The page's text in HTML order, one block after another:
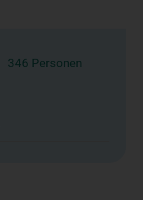
346 Personen